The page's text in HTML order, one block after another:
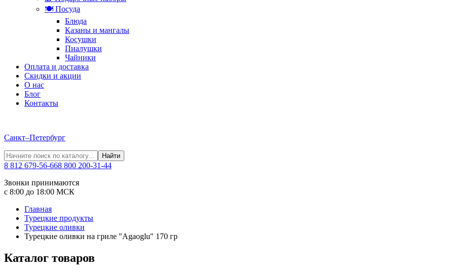
🍽️ Посуда
Блюда
Казаны и мангалы
Косушки
Пиалушки
Чайники
Оплата и доставка
Скидки и акции
О нас
Блог
Контакты
Санкт–Петербург
Найти
8 812 679-56-668 800 200-31-44
Звонки принимаются
с 8:00 до 18:00 МСК
Главная
Турецкие продукты
Турецкие оливки
Турецкие оливки на гриле "Agaoglu" 170 гр
Каталог товаров